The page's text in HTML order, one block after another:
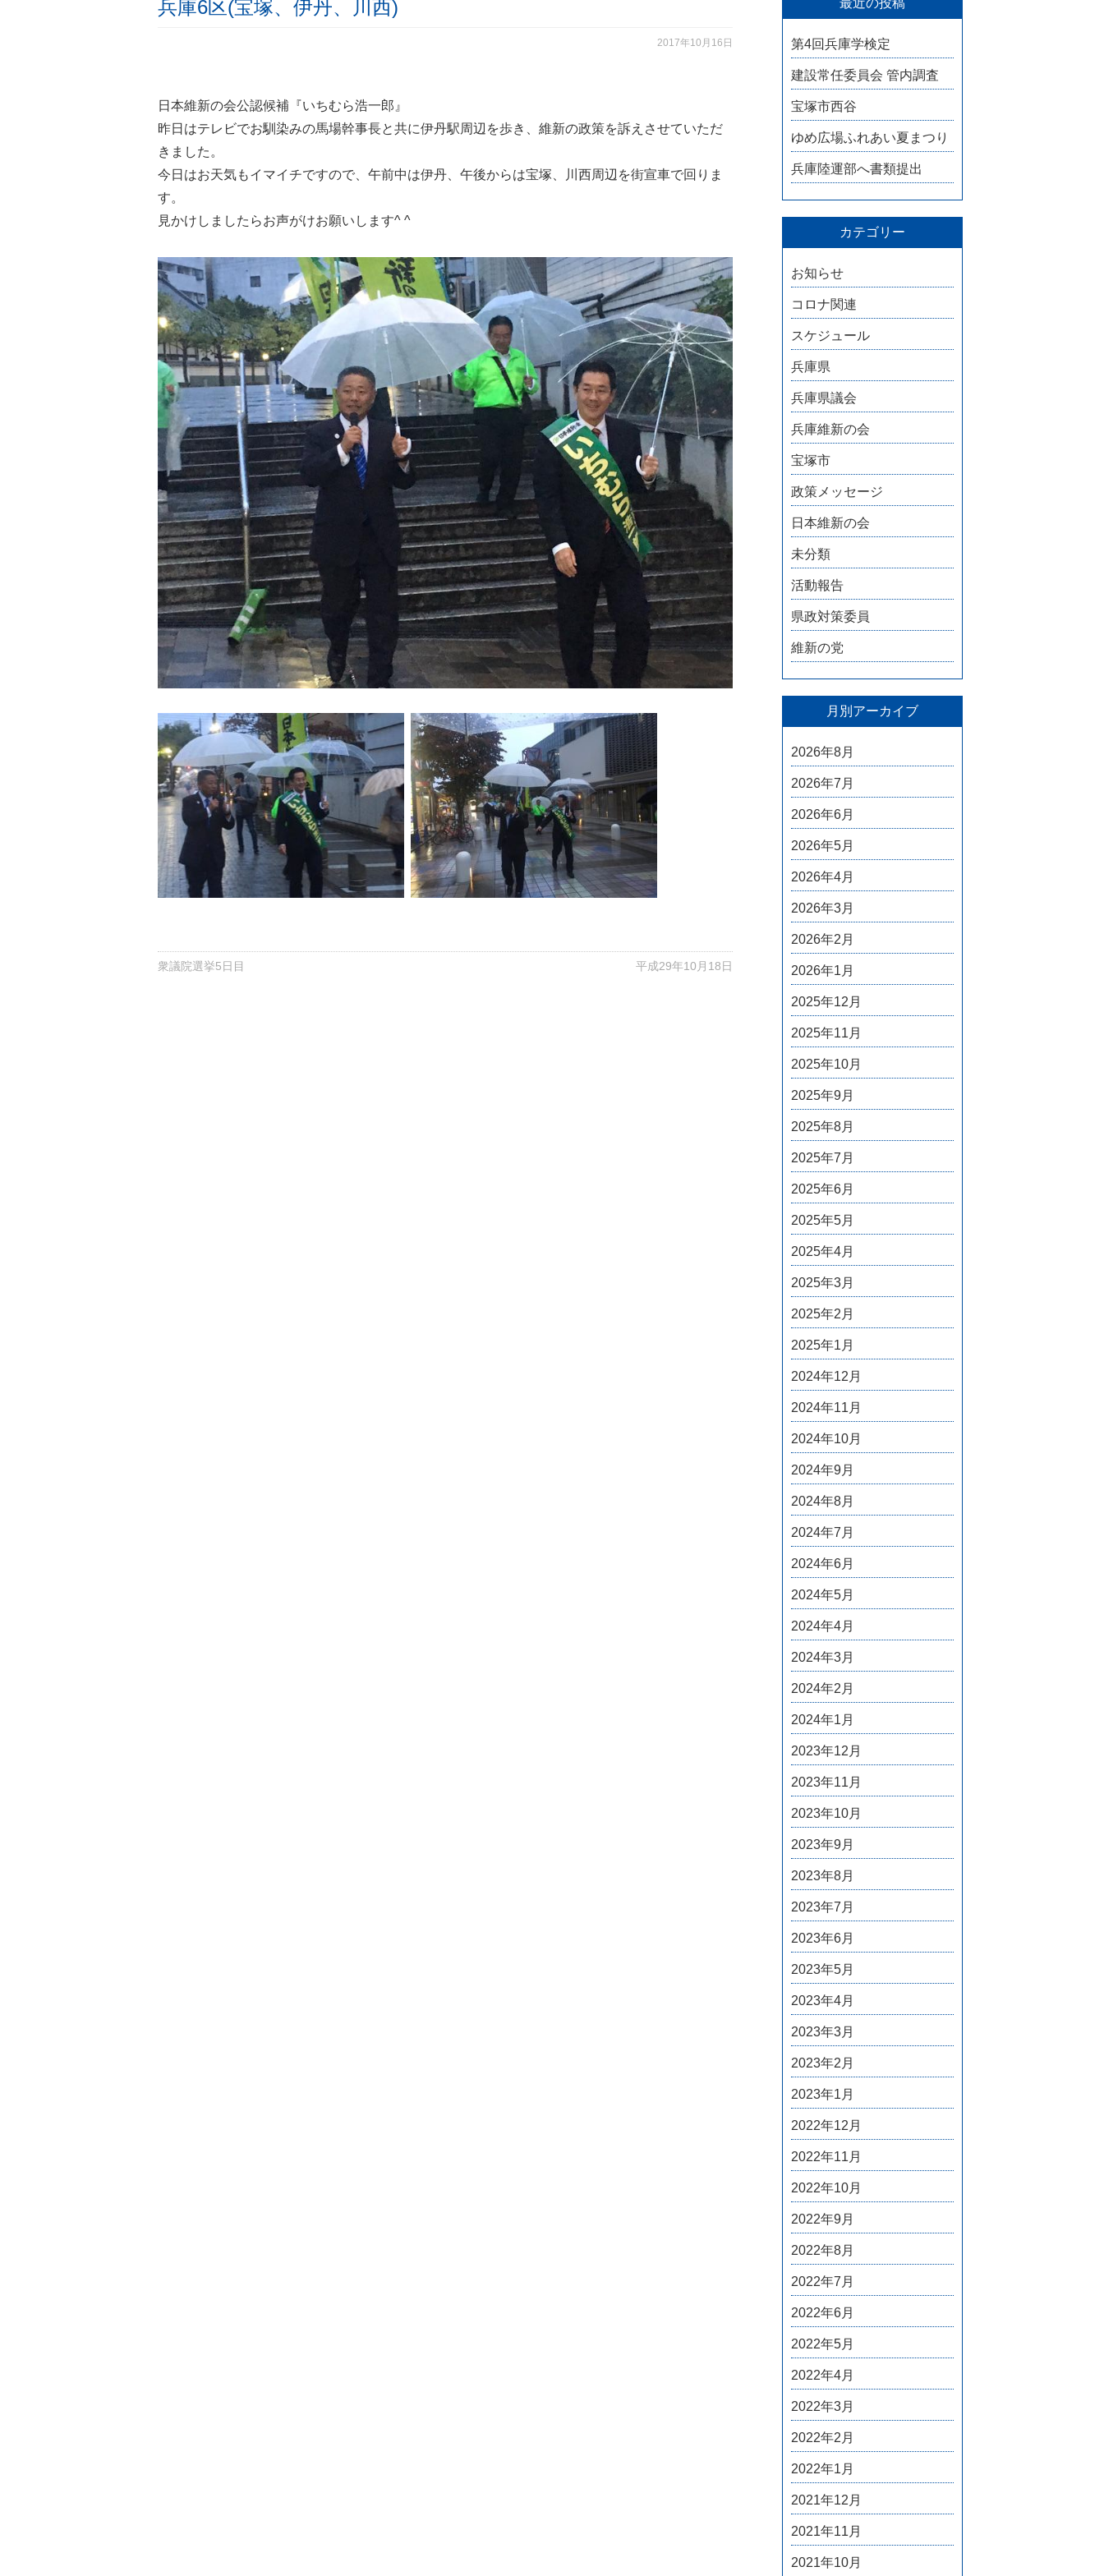
兵庫6区(宝塚、伊丹、川西)
2017年10月16日
日本維新の会公認候補『いちむら浩一郎』
昨日はテレビでお馴染みの馬場幹事長と共に伊丹駅周辺を歩き、維新の政策を訴えさせていただ
きました。
今日はお天気もイマイチですので、午前中は伊丹、午後からは宝塚、川西周辺を街宣車で回りま
す。
見かけしましたらお声がけお願いします^ ^
衆議院選挙5日目 平成29年10月18日
最近の投稿
第4回兵庫学検定
建設常任委員会 管内調査
宝塚市西谷
ゆめ広場ふれあい夏まつり
兵庫陸運部へ書類提出
カテゴリー
お知らせ
コロナ関連
スケジュール
兵庫県
兵庫県議会
兵庫維新の会
宝塚市
政策メッセージ
日本維新の会
未分類
活動報告
県政対策委員
維新の党
月別アーカイブ
2026年8月
2026年7月
2026年6月
2026年5月
2026年4月
2026年3月
2026年2月
2026年1月
2025年12月
2025年11月
2025年10月
2025年9月
2025年8月
2025年7月
2025年6月
2025年5月
2025年4月
2025年3月
2025年2月
2025年1月
2024年12月
2024年11月
2024年10月
2024年9月
2024年8月
2024年7月
2024年6月
2024年5月
2024年4月
2024年3月
2024年2月
2024年1月
2023年12月
2023年11月
2023年10月
2023年9月
2023年8月
2023年7月
2023年6月
2023年5月
2023年4月
2023年3月
2023年2月
2023年1月
2022年12月
2022年11月
2022年10月
2022年9月
2022年8月
2022年7月
2022年6月
2022年5月
2022年4月
2022年3月
2022年2月
2022年1月
2021年12月
2021年11月
2021年10月